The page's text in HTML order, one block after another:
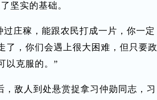
坚实的基础。
庄稼，能跟农民打成一片，你一定
了，你们会遇上很大困难，但只要政
以克服的。”
敌人到处悬赏捉拿习仲勋同志，习